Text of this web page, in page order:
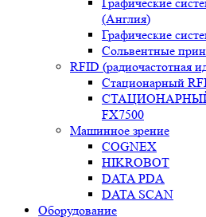
(Англия)
Графические
Сольвентные
RFID (радиочастотная
Стационарный
FX7500
Машинное зрение
COGNEX
HIKROBOT
DATA PDA
DATA SCAN
Оборудование